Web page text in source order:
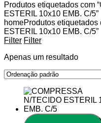
Produtos etiquetados com
ESTERIL 10x10 EMB. C/5”
homeProdutos etiquetados
ESTERIL 10x10 EMB. C/5”
Filter Filter
Apenas um resultado